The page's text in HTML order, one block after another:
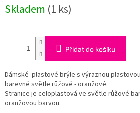
cena:
Skladem (1 ks)
Přidat do košíku
Dámské plastové brýle s výraznou
barevné světle růžové - oranžové.
Stranice je celoplastová ve světle růžové
oranžovou barvou.